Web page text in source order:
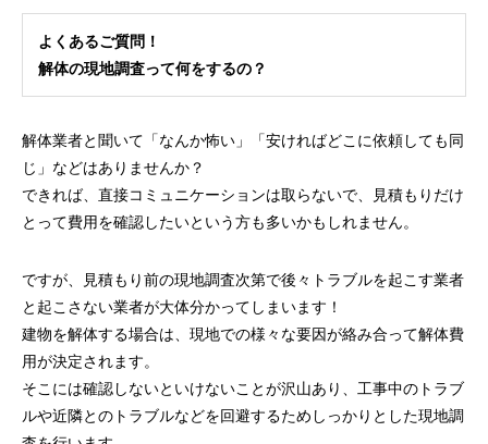
よくあるご質問！
解体の現地調査って何をするの？
解体業者と聞いて「なんか怖い」「安ければどこに依頼しても同
じ」などはありませんか？
できれば、直接コミュニケーションは取らないで、見積もりだけ
とって費用を確認したいという方も多いかもしれません。
ですが、見積もり前の現地調査次第で後々トラブルを起こす業者
と起こさない業者が大体分かってしまいます！
建物を解体する場合は、現地での様々な要因が絡み合って解体費
用が決定されます。
そこには確認しないといけないことが沢山あり、工事中のトラブ
ルや近隣とのトラブルなどを回避するためしっかりとした現地調